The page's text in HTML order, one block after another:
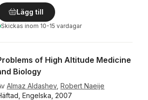
Lägg till
Skickas inom 10-15 vardagar
of High Altitude Medicine
Biology
Almaz Aldashev, Robert Naeije
Engelska, 2007